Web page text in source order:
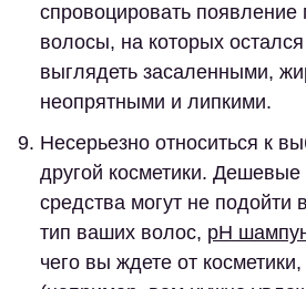
спровоцировать появление
волосы, на которых остался
выглядеть засаленными,
неопрятными и липкими.
Несерьезно относиться к
другой косметики. Дешевые
средства могут не подойти
тип ваших волос, pH
чего вы ждете от